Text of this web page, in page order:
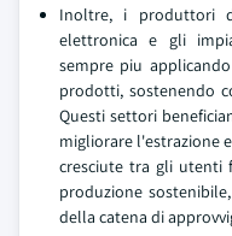
Inoltre, i produttori
elettronica e gli
sempre piu
prodotti, sostenendo
Questi settori
migliorare l'estrazione
cresciute tra gli utenti
produzione
della catena di